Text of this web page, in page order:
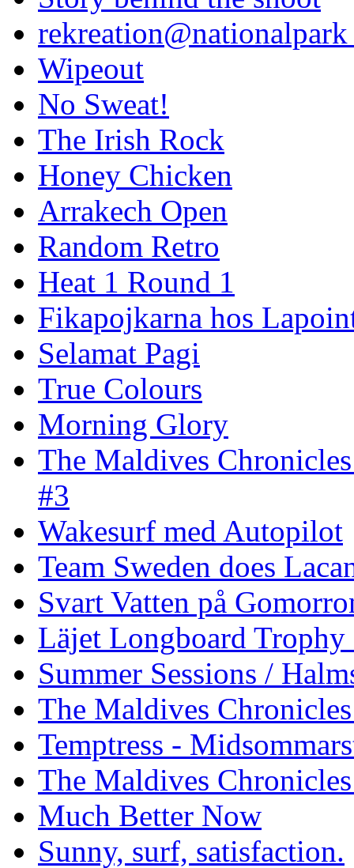
rekreation@nationalpark
Wipeout
No Sweat!
The Irish Rock
Honey Chicken
Arrakech Open
Random Retro
Heat 1 Round 1
Fikapojkarna hos
Selamat Pagi
True Colours
Morning Glory
The Maldives
#3
Wakesurf med Autopilot
Team Sweden does
Svart Vatten på
Läjet Longboard
Summer Sessions /
The Maldives
Temptress -
The Maldives
Much Better Now
Sunny, surf, satisfaction.